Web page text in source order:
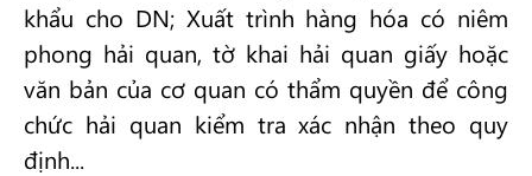
khẩu cho DN; Xuất trình hàng hóa có niêm
phong hải quan, tờ khai hải quan giấy hoặc
văn bản của cơ quan có thẩm quyền để công
chức hải quan kiểm tra xác nhận theo quy
định...